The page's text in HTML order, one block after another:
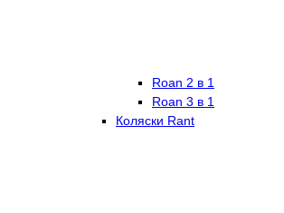
Roan 2 в 1
Roan 3 в 1
Коляски Rant